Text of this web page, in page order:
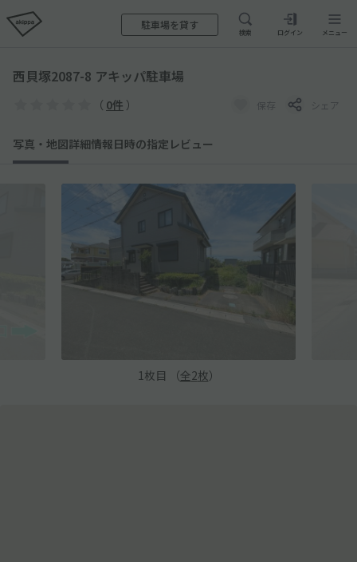
駐車場を貸す
検索 ログイン メニュー
西貝塚2087-8 アキッパ駐車場
（ 0件 ） 保存 シェア
写真・地図詳細情報日時の指定 レビュー
1 枚目 （全2枚）